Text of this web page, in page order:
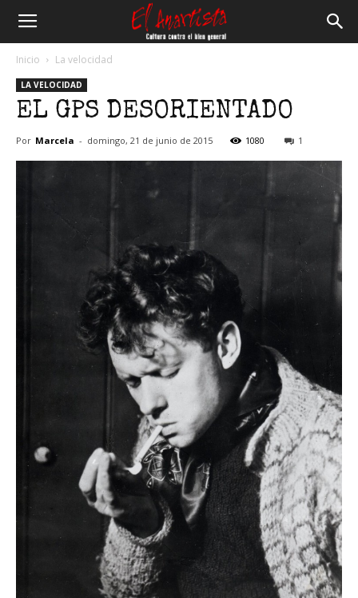
Anartista
Inicio La velocidad
LA VELOCIDAD
EL GPS DESORIENTADO
Por Marcela - domingo, 21 de junio de 2015 1080 1